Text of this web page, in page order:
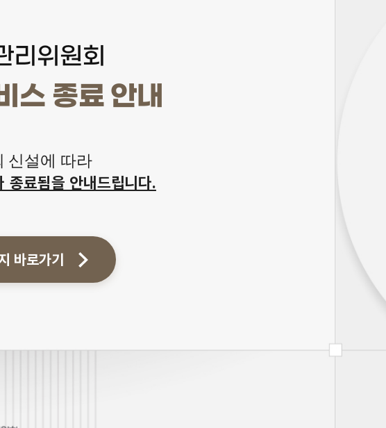
리위원회
스 종료 안내
신설에 따라
종료됨을 안내드립니다.
바로가기